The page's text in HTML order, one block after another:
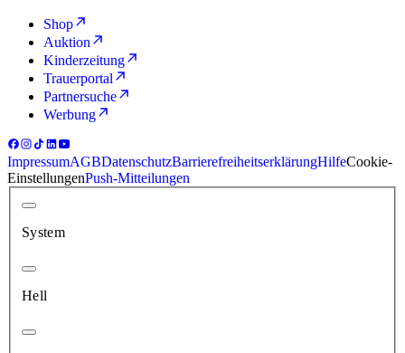
Shop
Auktion
Kinderzeitung
Trauerportal
Partnersuche
Werbung
ImpressumAGBDatenschutzBarrierefreiheitserklärungHilfeCookie-
EinstellungenPush-Mitteilungen
System
Hell